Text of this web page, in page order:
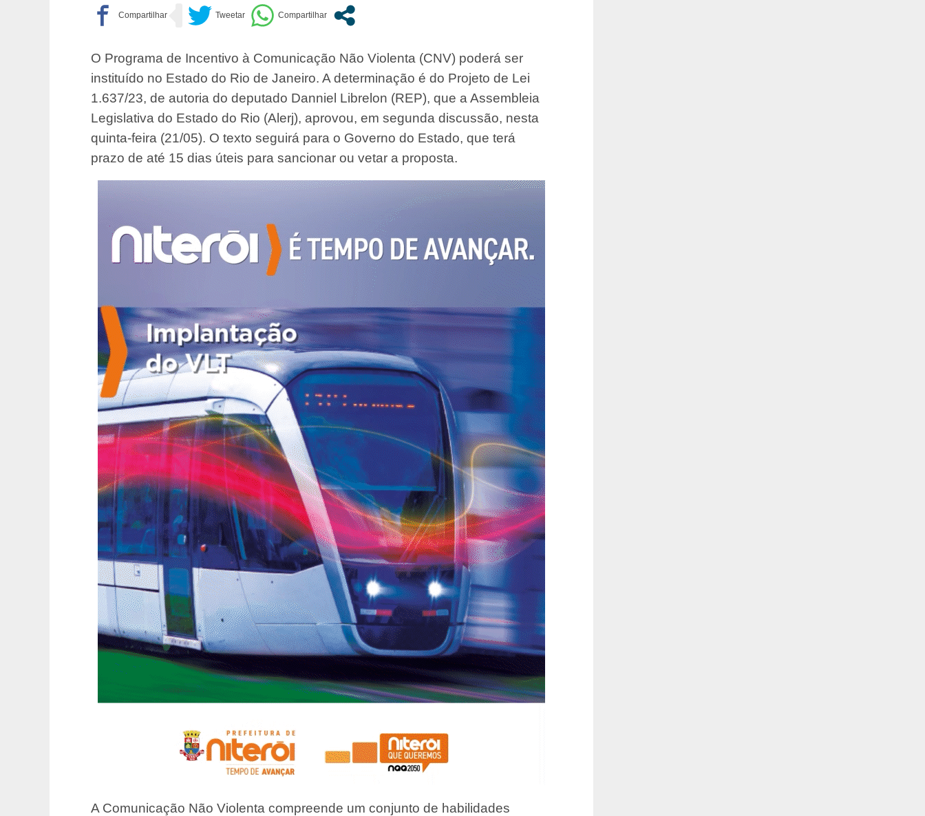
O Programa de Incentivo à Comunicação Não Violenta (CNV) poderá ser
instituído no Estado do Rio de Janeiro. A determinação é do Projeto de Lei
1.637/23, de autoria do deputado Danniel Librelon (REP), que a Assembleia
Legislativa do Estado do Rio (Alerj), aprovou, em segunda discussão, nesta
quinta-feira (21/05). O texto seguirá para o Governo do Estado, que terá
prazo de até 15 dias úteis para sancionar ou vetar a proposta.
A Comunicação Não Violenta compreende um conjunto de habilidades